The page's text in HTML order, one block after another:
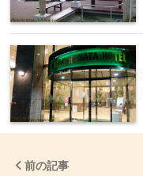
前の記事